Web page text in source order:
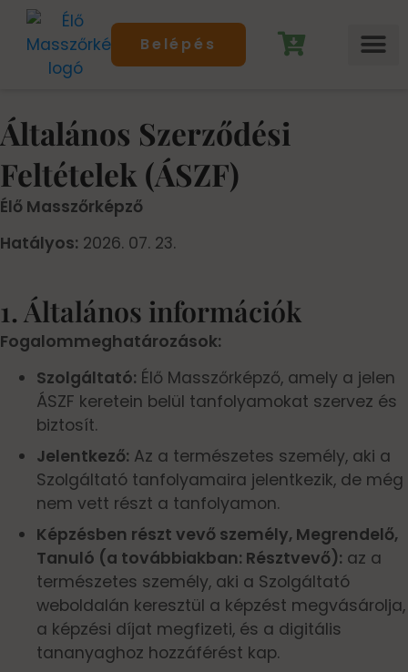
Belépés
Általános Szerződési
Feltételek (ÁSZF)
Élő Masszőrképző
Hatályos: 2026. 07. 23.
1. Általános információk
Fogalommeghatározások:
Szolgáltató: Élő Masszőrképző, amely a jelen
ÁSZF keretein belül tanfolyamokat szervez és
biztosít.
Jelentkező: Az a természetes személy, aki a
Szolgáltató tanfolyamaira jelentkezik, de még
nem vett részt a tanfolyamon.
Képzésben részt vevő személy, Megrendelő,
Tanuló (a továbbiakban: Résztvevő): az a
természetes személy, aki a Szolgáltató
weboldalán keresztül a képzést megvásárolja,
a képzési díjat megfizeti, és a digitális
tananyaghoz hozzáférést kap.